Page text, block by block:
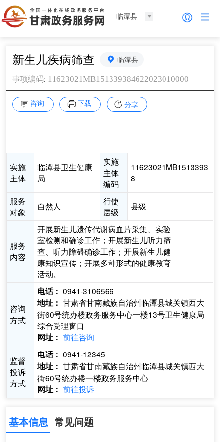
临潭县
新生儿疾病筛查 临潭县
事项编码: 11623021MB151339384622023010000
咨询 下载 分享
实施
主体
临潭县卫生健康
局
实施
主体
编码
11623021MB1513393
8
服务
对象
自然人
行使
层级
县级
服务
内容
开展新生儿遗传代谢病血片采集、实验
室检测和确诊工作；开展新生儿听力筛
查、听力障碍确诊工作；开展新生儿健
康知识宣传；开展多种形式的健康教育
活动。
咨询
方式
电话： 0941-3106566
地址： 甘肃省甘南藏族自治州临潭县城关镇西大
街60号统办楼政务服务中心一楼13号卫生健康局
综合受理窗口
网址： 前往咨询
监督
投诉
方式
电话： 0941-12345
地址： 甘肃省甘南藏族自治州临潭县城关镇西大
街60号统办楼一楼政务服务中心
网址： 前往投诉
基本信息 常见问题